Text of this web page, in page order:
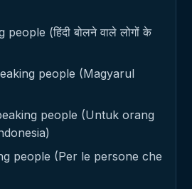
(हिंदी बोलने वाले लोगों के
people (Magyarul
people (Untuk orang
people (Per le persone che